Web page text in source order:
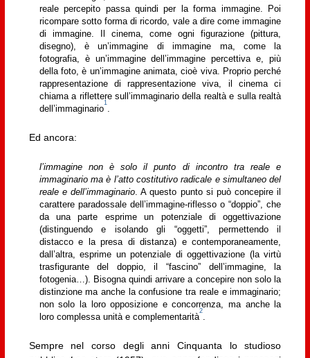
reale percepito passa quindi per la forma immagine. Poi
ricompare sotto forma di ricordo, vale a dire come immagine
di immagine. Il cinema, come ogni figurazione (pittura,
disegno), è un’immagine di immagine ma, come la
fotografia, è un’immagine dell’immagine percettiva e, più
della foto, è un’immagine animata, cioè viva. Proprio perché
rappresentazione di rappresentazione viva, il cinema ci
chiama a riflettere sull’immaginario della realtà e sulla realtà
dell’immaginario
1
.
Ed ancora:
l’immagine non è solo il punto di incontro tra reale e
immaginario ma è l’atto costitutivo radicale e simultaneo del
reale e dell’immaginario . A questo punto si può concepire il
carattere paradossale dell’immagine-riflesso o “doppio”, che
da una parte esprime un potenziale di oggettivazione
(distinguendo e isolando gli “oggetti”, permettendo il
distacco e la presa di distanza) e contemporaneamente,
dall’altra, esprime un potenziale di oggettivazione (la virtù
trasfigurante del doppio, il “fascino” dell’immagine, la
fotogenia…). Bisogna quindi arrivare a concepire non solo la
distinzione ma anche la confusione tra reale e immaginario;
non solo la loro opposizione e concorrenza, ma anche la
loro complessa unità e complementarità
2
Sempre nel corso degli anni Cinquanta lo studioso